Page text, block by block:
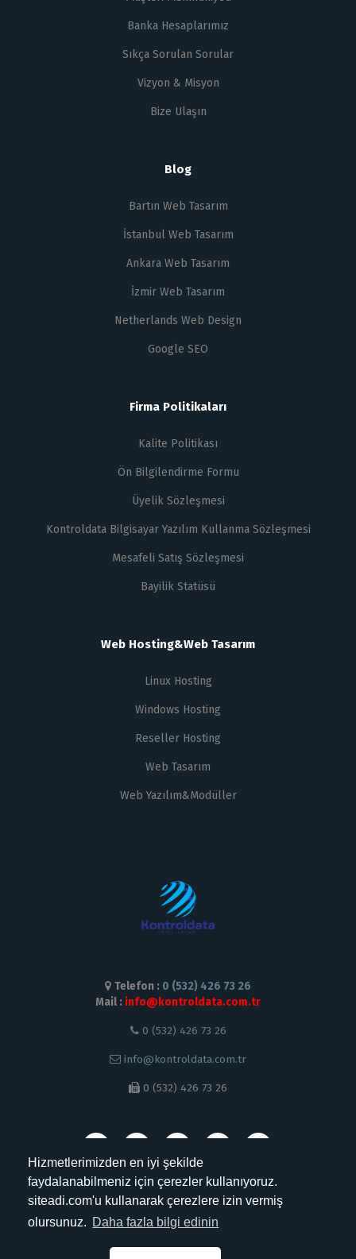
Hizmetlerimizden en iyi şekilde
faydalanabilmeniz için çerezler kullanıyoruz.
siteadi.com'u kullanarak çerezlere izin vermiş
olursunuz. Daha fazla bilgi edinin
Banka Hesaplarımız
Sıkça Sorulan Sorular
Vizyon & Misyon
Bize Ulaşın
Blog
Bartın Web Tasarım
İstanbul Web Tasarım
Ankara Web Tasarım
İzmir Web Tasarım
Netherlands Web Design
Google SEO
Firma Politikaları
Kalite Politikası
Ön Bilgilendirme Formu
Üyelik Sözleşmesi
Kontroldata Bilgisayar Yazılım Kullanma Sözleşmesi
Mesafeli Satış Sözleşmesi
Bayilik Statüsü
Web Hosting&Web Tasarım
Linux Hosting
Windows Hosting
Reseller Hosting
Web Tasarım
Web Yazılım&Modüller
Telefon : 0 (532) 426 73 26
Mail : info@kontroldata.com.tr
0 (532) 426 73 26
info@kontroldata.com.tr
0 (532) 426 73 26
TR ENG